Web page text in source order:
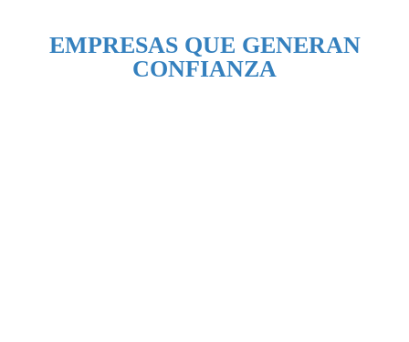
EMPRESAS QUE GENERAN
CONFIANZA